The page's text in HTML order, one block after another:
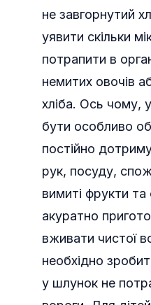
не завгорнутий
уявити скільки
потрапити в
немитих овочів
хліба. Ось чому,
бути особливо
постійно
рук, посуду,
вимиті фрукти та
акуратно
вживати чистої
необхідно
у шлунок не